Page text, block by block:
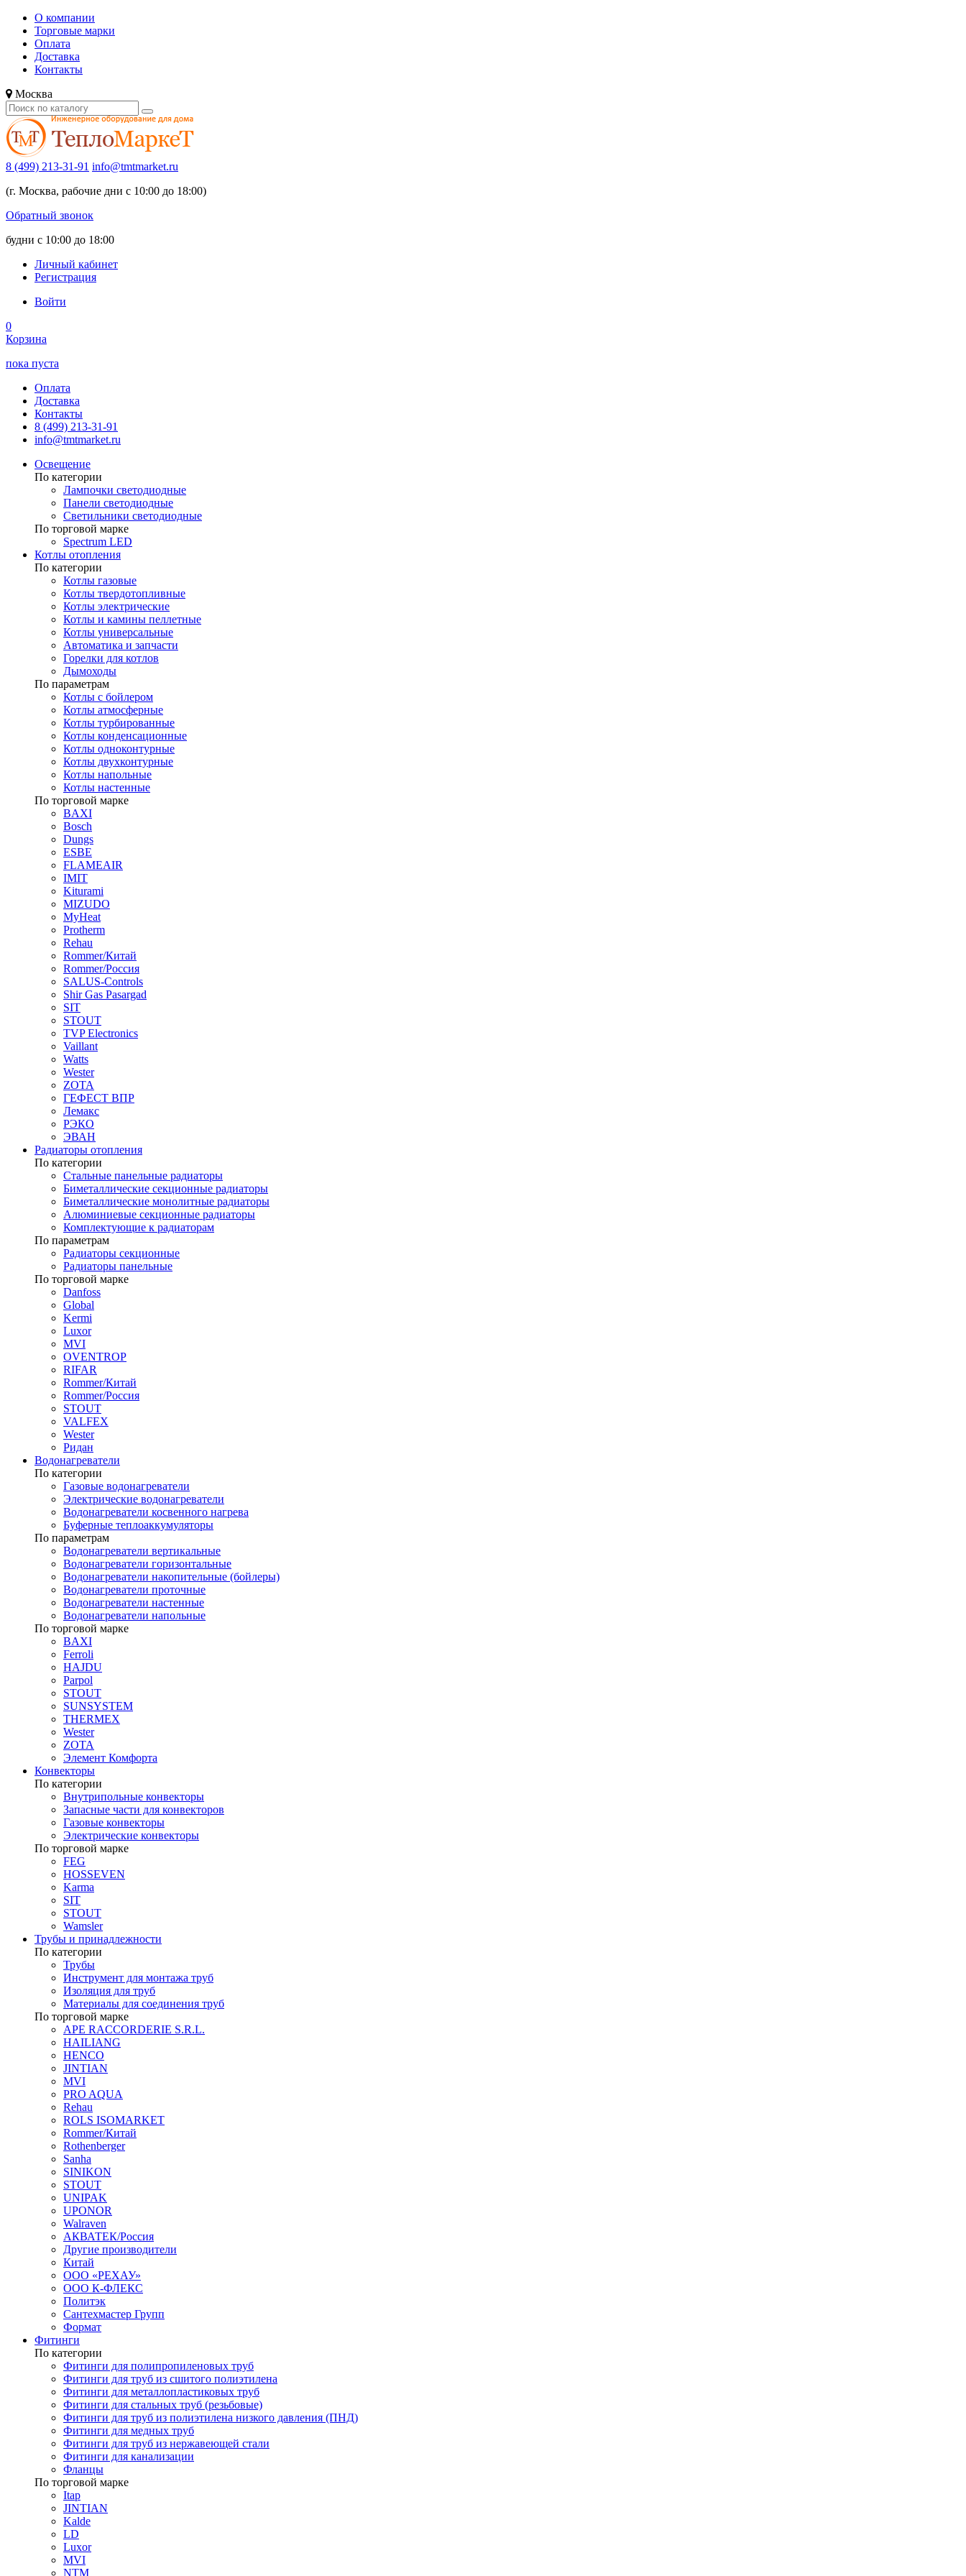
О компании
Торговые марки
Оплата
Доставка
Контакты
Москва
8 (499) 213-31-91 info@tmtmarket.ru
(г. Москва, рабочие дни с 10:00 до 18:00)
Обратный звонок
будни с 10:00 до 18:00
Личный кабинет
Регистрация
Войти
0
Корзина
пока пуста
Оплата
Доставка
Контакты
8 (499) 213-31-91
info@tmtmarket.ru
Освещение
По категории
Лампочки светодиодные
Панели светодиодные
Светильники светодиодные
По торговой марке
Spectrum LED
Котлы отопления
По категории
Котлы газовые
Котлы твердотопливные
Котлы электрические
Котлы и камины пеллетные
Котлы универсальные
Автоматика и запчасти
Горелки для котлов
Дымоходы
По параметрам
Котлы с бойлером
Котлы атмосферные
Котлы турбированные
Котлы конденсационные
Котлы одноконтурные
Котлы двухконтурные
Котлы напольные
Котлы настенные
По торговой марке
BAXI
Bosch
Dungs
ESBE
FLAMEAIR
IMIT
Kiturami
MIZUDO
MyHeat
Protherm
Rehau
Rommer/Китай
Rommer/Россия
SALUS-Controls
Shir Gas Pasargad
SIT
STOUT
TVP Electronics
Vaillant
Watts
Wester
ZOTA
ГЕФЕСТ ВПР
Лемакс
РЭКО
ЭВАН
Радиаторы отопления
По категории
Стальные панельные радиаторы
Биметаллические секционные радиаторы
Биметаллические монолитные радиаторы
Алюминиевые секционные радиаторы
Комплектующие к радиаторам
По параметрам
Радиаторы секционные
Радиаторы панельные
По торговой марке
Danfoss
Global
Kermi
Luxor
MVI
OVENTROP
RIFAR​
Rommer/Китай
Rommer/Россия
STOUT
VALFEX
Wester
Ридан
Водонагреватели
По категории
Газовые водонагреватели
Электрические водонагреватели
Водонагреватели косвенного нагрева
Буферные теплоаккумуляторы
По параметрам
Водонагреватели вертикальные
Водонагреватели горизонтальные
Водонагреватели накопительные (бойлеры)
Водонагреватели проточные
Водонагреватели настенные
Водонагреватели напольные
По торговой марке
BAXI
Ferroli
HAJDU
Parpol
STOUT
SUNSYSTEM
THERMEX
Wester
ZOTA
Элемент Комфорта
Конвекторы
По категории
Внутрипольные конвекторы
Запасные части для конвекторов
Газовые конвекторы
Электрические конвекторы
По торговой марке
FEG
HOSSEVEN
Karma
SIT
STOUT
Wamsler
Трубы и принадлежности
По категории
Трубы
Инструмент для монтажа труб
Изоляция для труб
Материалы для соединения труб
По торговой марке
APE RACCORDERIE S.R.L.
HAILIANG
HENCO
JINTIAN
MVI
PRO AQUA
Rehau
ROLS ISOMARKET
Rommer/Китай
Rothenberger
Sanha
SINIKON
STOUT
UNIPAK
UPONOR
Walraven
АКВАТЕК/Россия
Другие производители
Китай
ООО «РЕХАУ»
ООО К-ФЛЕКС
Политэк
Сантехмастер Групп
Формат
Фитинги
По категории
Фитинги для полипропиленовых труб
Фитинги для труб из сшитого полиэтилена
Фитинги для металлопластиковых труб
Фитинги для стальных труб (резьбовые)
Фитинги для труб из полиэтилена низкого давления (ПНД)
Фитинги для медных труб
Фитинги для труб из нержавеющей стали
Фитинги для канализации
Фланцы
По торговой марке
Itap
JINTIAN
Kalde
LD
Luxor
MVI
NTM